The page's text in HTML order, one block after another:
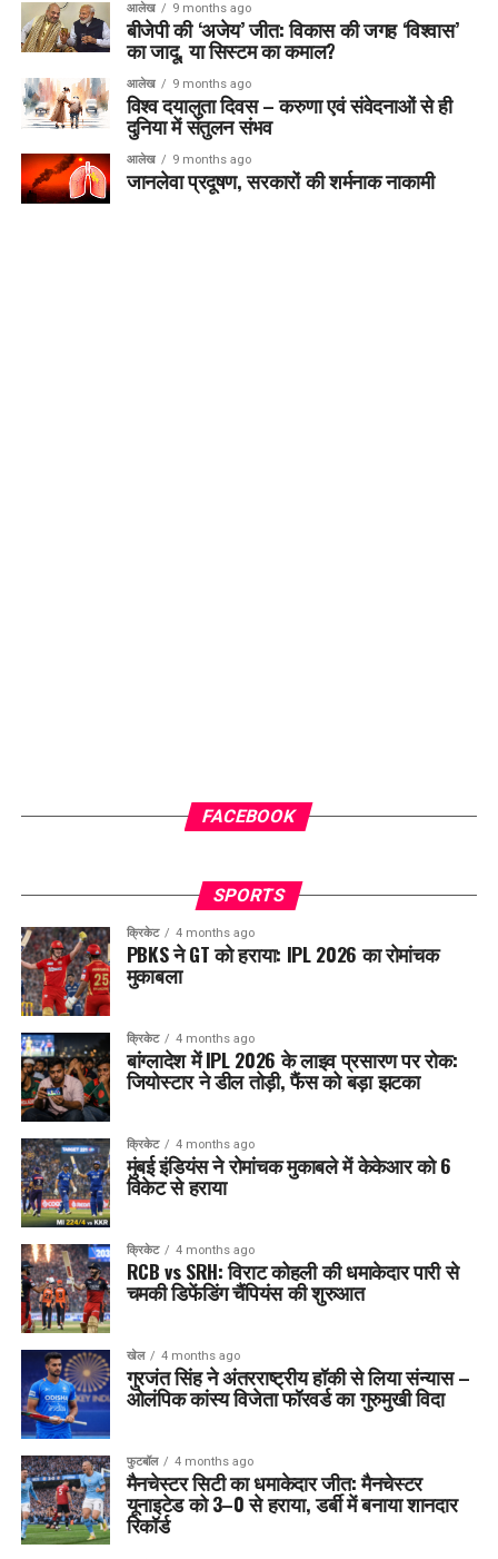
आलेख 9 months ago
बीजेपी की ‘अजेय’ जीत: विकास की जगह ‘विश्वास’
का जादू, या सिस्टम का कमाल?
आलेख 9 months ago
विश्व दयालुता दिवस – करुणा एवं संवेदनाओं से ही
दुनिया में संतुलन संभव
आलेख 9 months ago
जानलेवा प्रदूषण, सरकारों की शर्मनाक नाकामी
FACEBOOK
SPORTS
क्रिकेट 4 months ago
PBKS ने GT को हराया: IPL 2026 का रोमांचक
मुकाबला
क्रिकेट 4 months ago
बांग्लादेश में IPL 2026 के लाइव प्रसारण पर रोक:
जियोस्टार ने डील तोड़ी, फैंस को बड़ा झटका
क्रिकेट 4 months ago
मुंबई इंडियंस ने रोमांचक मुकाबले में केकेआर को 6
विकेट से हराया
क्रिकेट 4 months ago
RCB vs SRH: विराट कोहली की धमाकेदार पारी से
चमकी डिफेंडिंग चैंपियंस की शुरुआत
खेल 4 months ago
गुरजंत सिंह ने अंतरराष्ट्रीय हॉकी से लिया संन्यास –
ओलंपिक कांस्य विजेता फॉरवर्ड का गुरुमुखी विदा
फुटबॉल 4 months ago
मैनचेस्टर सिटी का धमाकेदार जीत: मैनचेस्टर
यूनाइटेड को 3–0 से हराया, डर्बी में बनाया शानदार
रिकॉर्ड